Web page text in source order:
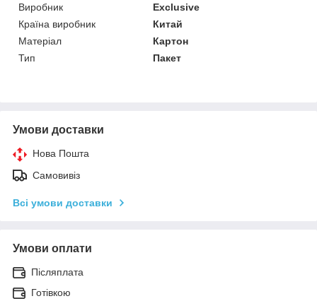
Виробник
Exclusive
Країна виробник
Китай
Матеріал
Картон
Тип
Пакет
Умови доставки
Нова Пошта
Самовивіз
Всі умови доставки
Умови оплати
Післяплата
Готівкою